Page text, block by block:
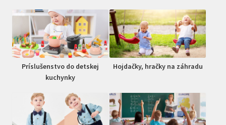
Príslušenstvo do detskej
kuchynky
Hojdačky, hračky na záhradu